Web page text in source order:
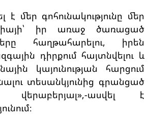
մեր գոհունակությունը մեր
իր առաջ ծառացած
հաղթահարելու, իրեն
դիրքում հայտնվելու և
կայունության հարցում
տեսանկյունից գրանցած
վերաբերյալ»,-ասվել է